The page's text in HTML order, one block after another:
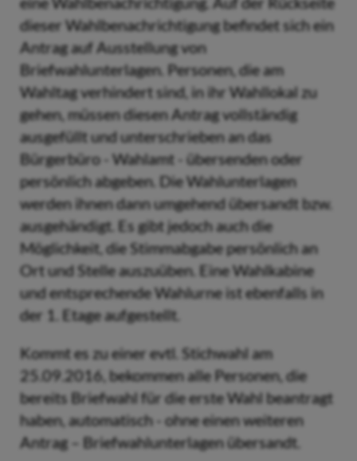
dieser Wahlbenachrichtigung befindet sich ein
Antrag auf Ausstellung von
Briefwahlunterlagen. Personen, die am
Wahltag verhindert sind, in ihr Wahllokal zu
gehen, müssen diesen Antrag vollständig
ausgefüllt und unterschrieben an das
Bürgerbüro - Wahlamt - übersenden oder
persönlich abgeben. Die Wahlunterlagen
werden ihnen dann umgehend übersandt bzw.
ausgehändigt. Es gibt jedoch auch die
Möglichkeit, die Stimmabgabe persönlich an
Ort und Stelle auszuüben. Eine Wahlkabine
und entsprechende Wahlurne ist ebenfalls in
der 1. Etage aufgestellt.
Kommt es zu einer evtl. Stichwahl am
25.09.2016, bekommen alle Personen, die
bereits Briefwahl für die erste Wahl beantragt
haben, automatisch - ohne einen weiteren
Antrag – Briefwahlunterlagen übersandt.